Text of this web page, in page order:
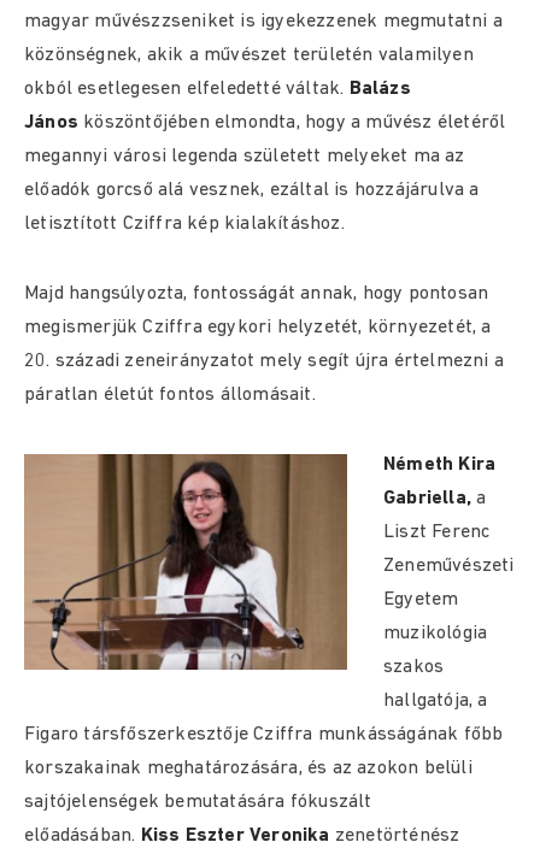
magyar művészzseniket is igyekezzenek megmutatni a
közönségnek, akik a művészet területén valamilyen
okból esetlegesen elfeledetté váltak. Balázs
János köszöntőjében elmondta, hogy a művész életéről
megannyi városi legenda született melyeket ma az
előadók gorcső alá vesznek, ezáltal is hozzájárulva a
letisztított Cziffra kép kialakításhoz.
Majd hangsúlyozta, fontosságát annak, hogy pontosan
megismerjük Cziffra egykori helyzetét, környezetét, a
20. századi zeneirányzatot mely segít újra értelmezni a
páratlan életút fontos állomásait.
Németh Kira
Gabriella,a
Liszt Ferenc
Zeneművészeti
Egyetem
muzikológia
szakos
hallgatója, a
Figaro társfőszerkesztője Cziffra munkásságának főbb
korszakainak meghatározására, és az azokon belüli
sajtójelenségek bemutatására fókuszált
előadásában. Kiss Eszter Veronika zenetörténész